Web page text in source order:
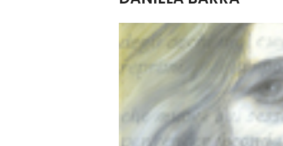
2022-03-09